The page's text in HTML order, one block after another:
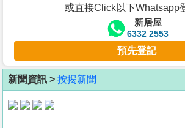
客
地
產
或直接Click以下Whatsapp
新居屋
6332 2553
預先登記
新聞資訊 > 按揭新聞